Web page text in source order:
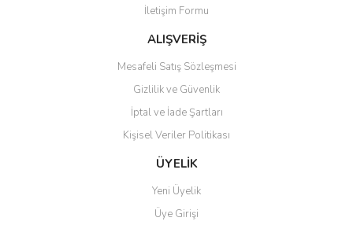
Ürün fiyatı diğer sitelerden daha pahalı.
Bu ürüne benzer farklı alternatifler olmalı.
Gönder
İletişim Formu
ALIŞVERİŞ
Mesafeli Satış Sözleşmesi
Gizlilik ve Güvenlik
İptal ve İade Şartları
Kişisel Veriler Politikası
ÜYELİK
Yeni Üyelik
Üye Girişi